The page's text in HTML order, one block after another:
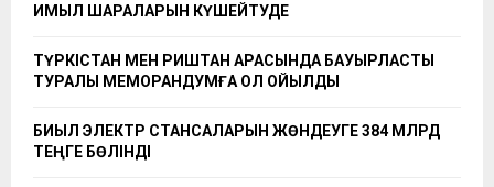
ҚИМЫЛ ШАРАЛАРЫН КҮШЕЙТУДЕ
ТҮРКІСТАН МЕН РИШТАН АРАСЫНДА БАУЫРЛАСТЫҚ
ТУРАЛЫ МЕМОРАНДУМҒА ҚОЛ ҚОЙЫЛДЫ
БИЫЛ ЭЛЕКТР СТАНСАЛАРЫН ЖӨНДЕУГЕ 384 МЛРД
ТЕҢГЕ БӨЛІНДІ